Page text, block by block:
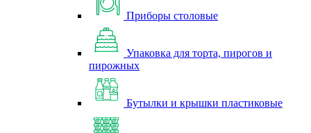
Приборы столовые
Упаковка для торта, пирогов и
пирожных
Бутылки и крышки пластиковые